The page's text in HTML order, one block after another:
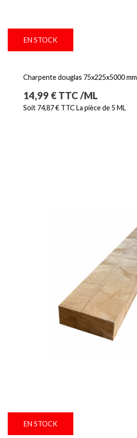
EN STOCK
Charpente douglas 75x225x5000 mm
Prix
14,99 € TTC /ML
Soit 74,87 € TTC La pièce de 5 ML
EN STOCK